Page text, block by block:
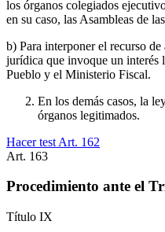
los órganos colegiados
en su caso, las Asambleas de
b) Para interponer el recurso
jurídica que invoque un interés
Pueblo y el Ministerio Fiscal.
En los demás casos, la
órganos legitimados.
Hacer test Art. 162
Art. 163
Procedimiento ante el
Título IX